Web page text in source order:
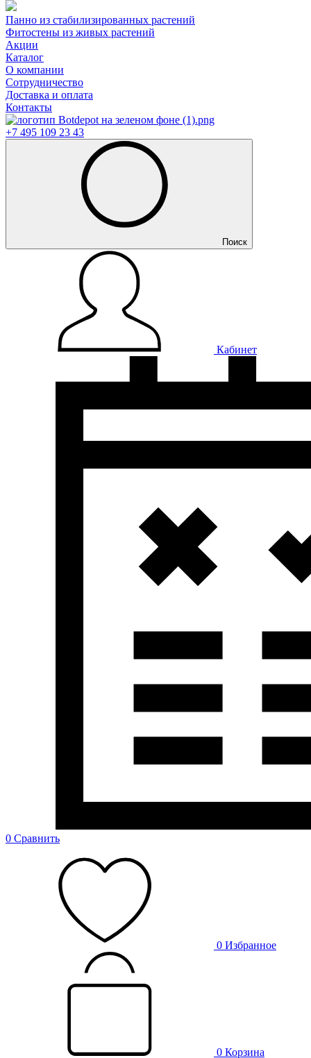
Панно из стабилизированных растений
Фитостены из живых растений
Акции
Каталог
О компании
Сотрудничество
Доставка и оплата
Контакты
+7 495 109 23 43
Поиск
Кабинет
0 Сравнить
0 Избранное
0 Корзина